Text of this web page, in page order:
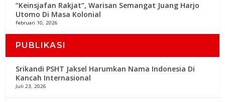
“Keinsjafan Rakjat”, Warisan Semangat Juang Harjo
Utomo Di Masa Kolonial
Februari 10, 2026
PUBLIKASI
Srikandi PSHT Jaksel Harumkan Nama Indonesia Di
Kancah Internasional
Juli 23, 2026